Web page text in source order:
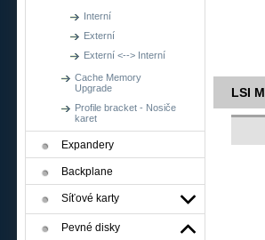
Interní
Externí
Externí <--> Interní
Cache Memory
Upgrade
Profile bracket - Nosiče
karet
Expandery
Backplane
Síťové karty
Pevné disky
LSI